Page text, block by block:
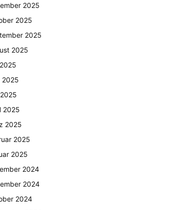
2025
2025
2025
2025
2025
2025
2025
2025
2025
2024
2024
2024